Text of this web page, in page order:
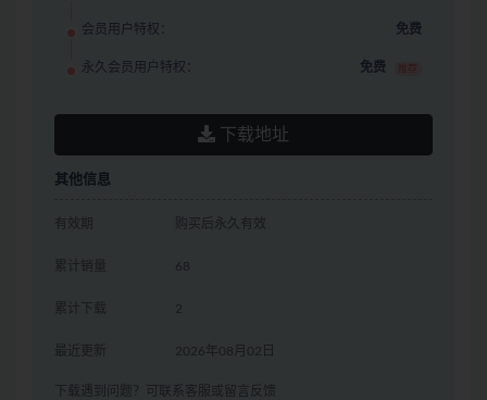
会员用户特权： 免费
永久会员用户特权： 免费 推荐
下载地址
其他信息
有效期 购买后永久有效
累计销量 68
累计下载 2
最近更新 2026年08月02日
下载遇到问题？可联系客服或留言反馈